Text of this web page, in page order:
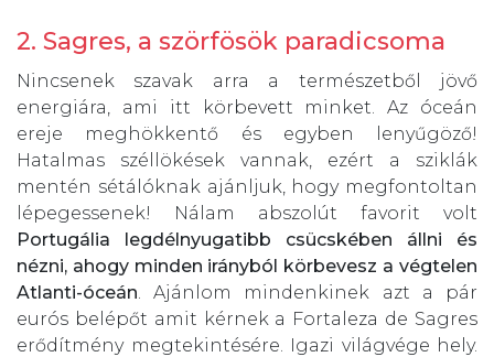
2. Sagres, a szörfösök paradicsoma
Nincsenek szavak arra a természetből jövő
energiára, ami itt körbevett minket. Az óceán
ereje meghökkentő és egyben lenyűgöző!
Hatalmas széllökések vannak, ezért a sziklák
mentén sétálóknak ajánljuk, hogy megfontoltan
lépegessenek! Nálam abszolút favorit volt
Portugália legdélnyugatibb csücskében állni és
nézni, ahogy minden irányból körbevesz a végtelen
Atlanti-óceán . Ajánlom mindenkinek azt a pár
eurós belépőt amit kérnek a Fortaleza de Sagres
erődítmény megtekintésére. Igazi világvége hely.